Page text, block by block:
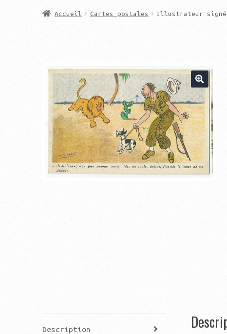
Accueil Cartes postales Illustrateur signé
Description